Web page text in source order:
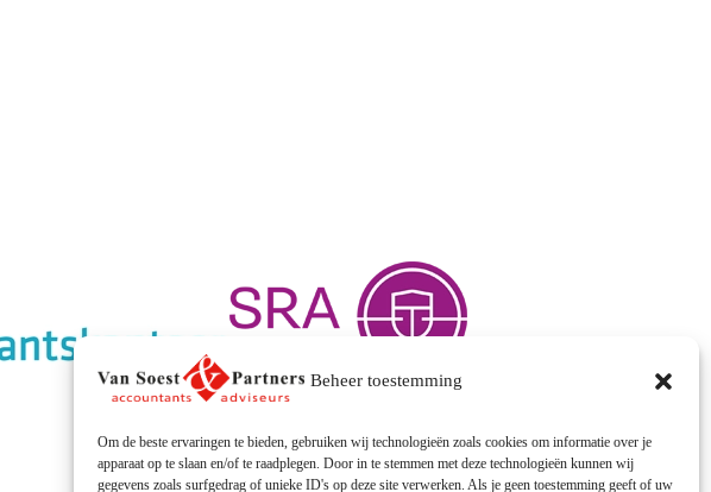
Beheer toestemming
Om de beste ervaringen te bieden, gebruiken wij technologieën zoals cookies om informatie over je
apparaat op te slaan en/of te raadplegen. Door in te stemmen met deze technologieën kunnen wij
gegevens zoals surfgedrag of unieke ID's op deze site verwerken. Als je geen toestemming geeft of uw